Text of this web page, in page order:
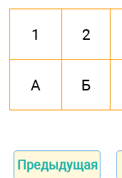
1 2
А Б
Предыдущая